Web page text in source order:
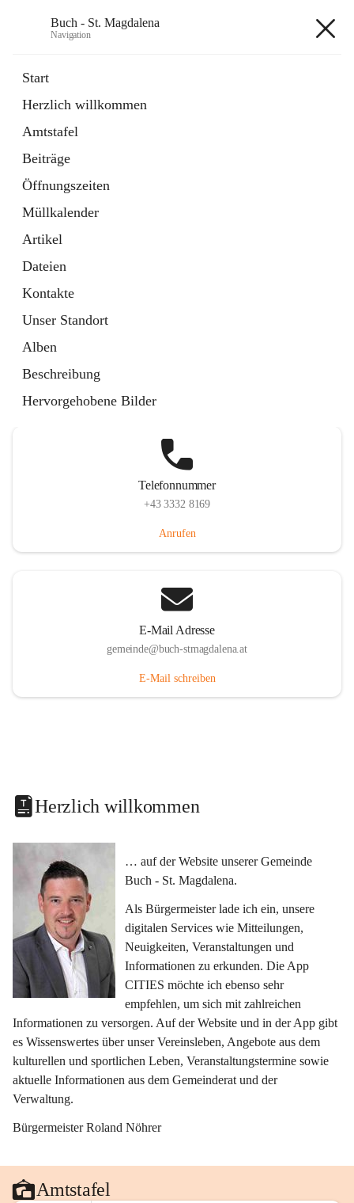
Buch - St. Magdalena
Navigation
Start
Herzlich willkommen
Amtstafel
Beiträge
Öffnungszeiten
Müllkalender
Artikel
Dateien
Kontakte
Unser Standort
Alben
Beschreibung
Hervorgehobene Bilder
11 Schnellzugriffe
Bürgerservice
10 Schnellzugriffe
Telefonnummer
+43 3332 8169
Anrufen
E-Mail Adresse
gemeinde@buch-stmagdalena.at
E-Mail schreiben
Herzlich willkommen
… auf der Website unserer Gemeinde
Buch - St. Magdalena.
Als Bürgermeister lade ich ein, unsere
digitalen Services wie Mitteilungen,
Neuigkeiten, Veranstaltungen und
Informationen zu erkunden. Die App
CITIES möchte ich ebenso sehr
empfehlen, um sich mit zahlreichen
Informationen zu versorgen. Auf der Website und in der App gibt
es Wissenswertes über unser Vereinsleben, Angebote aus dem
kulturellen und sportlichen Leben, Veranstaltungstermine sowie
aktuelle Informationen aus dem Gemeinderat und der
Verwaltung.
Bürgermeister Roland Nöhrer
Amtstafel